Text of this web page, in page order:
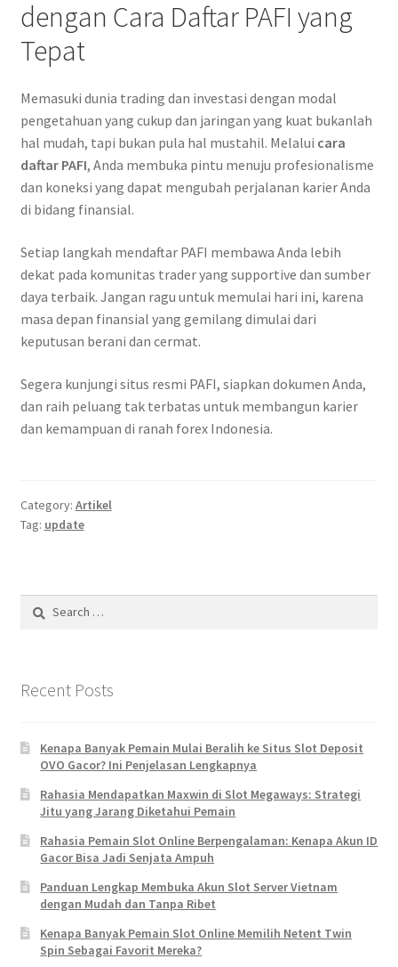
dengan Cara Daftar PAFI yang
Tepat
Memasuki dunia trading dan investasi dengan modal
pengetahuan yang cukup dan jaringan yang kuat bukanlah
hal mudah, tapi bukan pula hal mustahil. Melalui cara
daftar PAFI, Anda membuka pintu menuju profesionalisme
dan koneksi yang dapat mengubah perjalanan karier Anda
di bidang finansial.
Setiap langkah mendaftar PAFI membawa Anda lebih
dekat pada komunitas trader yang supportive dan sumber
daya terbaik. Jangan ragu untuk memulai hari ini, karena
masa depan finansial yang gemilang dimulai dari
keputusan berani dan cermat.
Segera kunjungi situs resmi PAFI, siapkan dokumen Anda,
dan raih peluang tak terbatas untuk membangun karier
dan kemampuan di ranah forex Indonesia.
Category: Artikel
Tag: update
Search
Recent Posts
Kenapa Banyak Pemain Mulai Beralih ke Situs Slot Deposit
OVO Gacor? Ini Penjelasan Lengkapnya
Rahasia Mendapatkan Maxwin di Slot Megaways: Strategi
Jitu yang Jarang Diketahui Pemain
Rahasia Pemain Slot Online Berpengalaman: Kenapa Akun ID
Gacor Bisa Jadi Senjata Ampuh
Panduan Lengkap Membuka Akun Slot Server Vietnam
dengan Mudah dan Tanpa Ribet
Kenapa Banyak Pemain Slot Online Memilih Netent Twin
Spin Sebagai Favorit Mereka?